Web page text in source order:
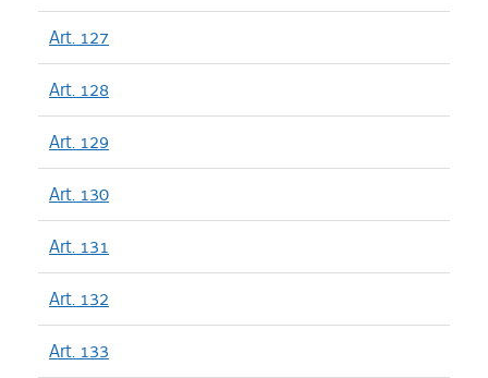
Art. 127
Art. 128
Art. 129
Art. 130
Art. 131
Art. 132
Art. 133